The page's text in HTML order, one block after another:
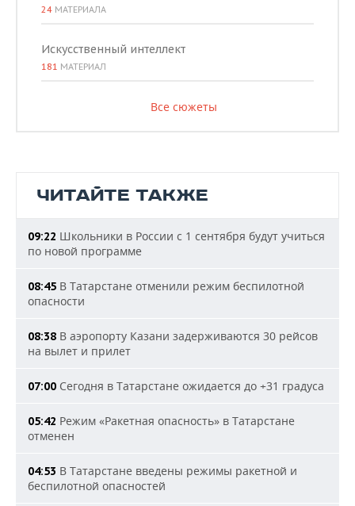
24 МАТЕРИАЛА
Искусственный интеллект
181 МАТЕРИАЛ
Все сюжеты
ЧИТАЙТЕ ТАКЖЕ
09:22 Школьники в России с 1 сентября будут учиться
по новой программе
08:45 В Татарстане отменили режим беспилотной
опасности
08:38 В аэропорту Казани задерживаются 30 рейсов
на вылет и прилет
07:00 Сегодня в Татарстане ожидается до +31 градуса
05:42 Режим «Ракетная опасность» в Татарстане
отменен
04:53 В Татарстане введены режимы ракетной и
беспилотной опасностей